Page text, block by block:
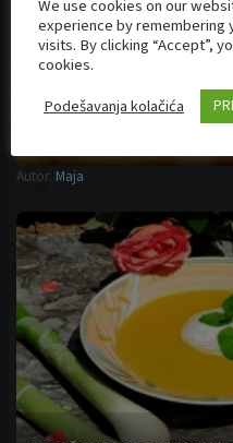
POTAŽ SUPA SA TIKVICOM I
Autor:Maja
We use cookies on our
experience by
visits. By clicking “Accept”,
cookies.
Podešavanja kolačića